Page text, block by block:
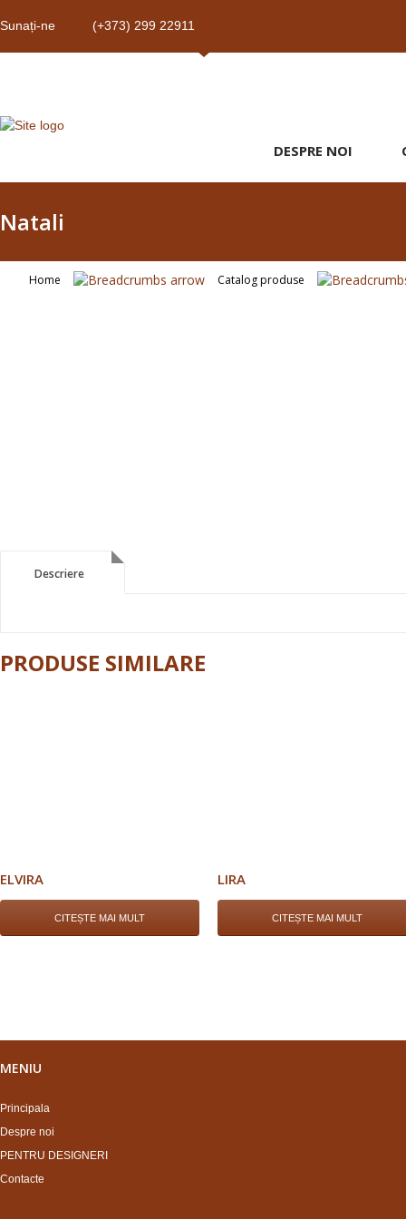
Sunați-ne (+373) 299 22911
DESPRE NOI
Natali
Home Catalog produse
Descriere
Descriere
PRODUSE SIMILARE
ELVIRA
CITEȘTE MAI MULT
LIRA
CITEȘTE MAI MULT
MENIU
Principala
Despre noi
PENTRU DESIGNERI
Contacte